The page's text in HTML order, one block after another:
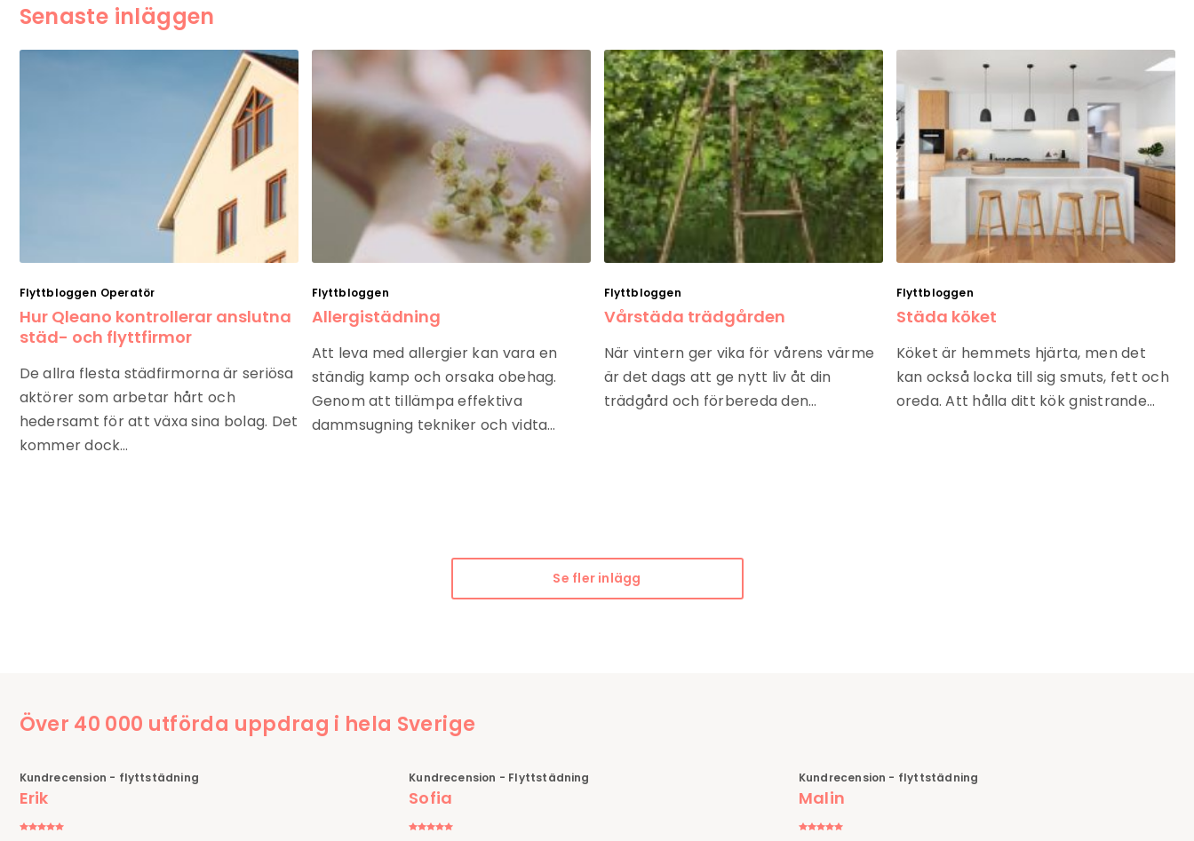
Senaste inläggen
Flyttbloggen Operatör
Hur Qleano kontrollerar anslutna
städ- och flyttfirmor
De allra flesta städfirmorna är seriösa
aktörer som arbetar hårt och
hedersamt för att växa sina bolag. Det
kommer dock…
Flyttbloggen
Allergistädning
Att leva med allergier kan vara en
ständig kamp och orsaka obehag.
Genom att tillämpa effektiva
dammsugning tekniker och vidta…
Flyttbloggen
Vårstäda trädgården
När vintern ger vika för vårens värme
är det dags att ge nytt liv åt din
trädgård och förbereda den…
Flyttbloggen
Städa köket
Köket är hemmets hjärta, men det
kan också locka till sig smuts, fett och
oreda. Att hålla ditt kök gnistrande…
Se fler inlägg
Över 40 000 utförda uppdrag i hela Sverige
Kundrecension - flyttstädning
Erik
Kundrecension - Flyttstädning
Sofia
Kundrecension - flyttstädning
Malin